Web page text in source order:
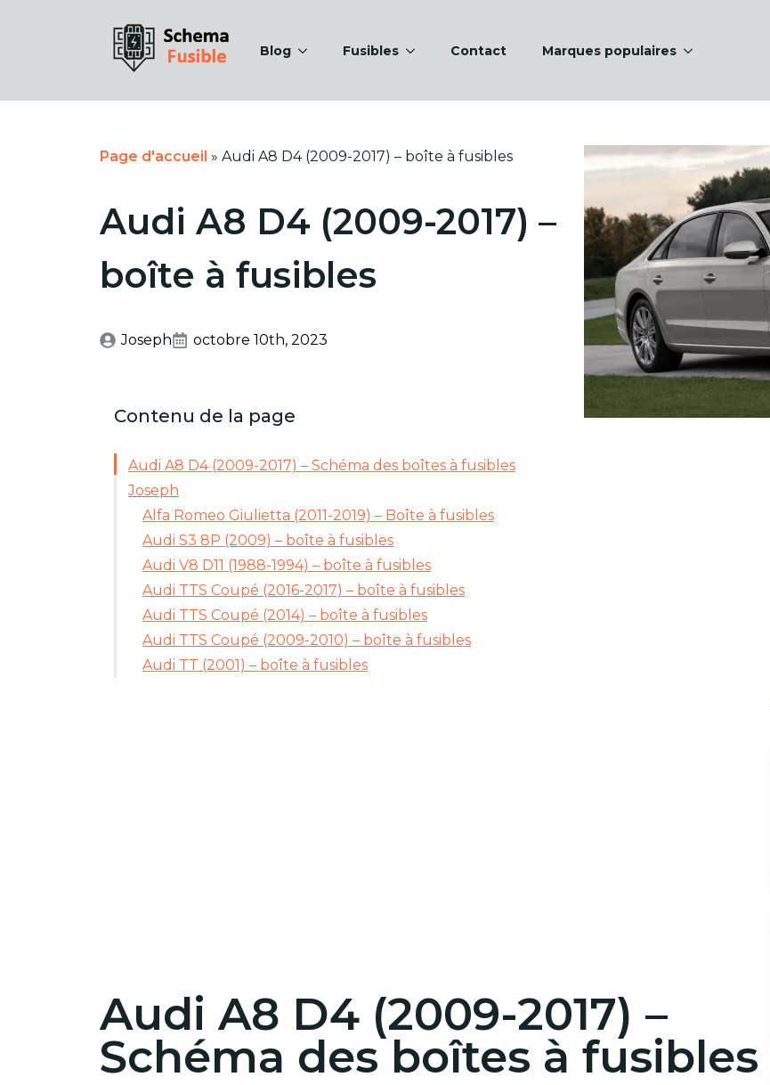
Blog Fusibles Contact Marques populaires
Page d'accueil » Audi A8 D4 (2009-2017) – boîte à fusibles
Audi A8 D4 (2009-2017) –
boîte à fusibles
Joseph octobre 10th, 2023
Contenu de la page
Audi A8 D4 (2009-2017) – Schéma des boîtes à fusibles
Joseph
Alfa Romeo Giulietta (2011-2019) – Boîte à fusibles
Audi S3 8P (2009) – boîte à fusibles
Audi V8 D11 (1988-1994) – boîte à fusibles
Audi TTS Coupé (2016-2017) – boîte à fusibles
Audi TTS Coupé (2014) – boîte à fusibles
Audi TTS Coupé (2009-2010) – boîte à fusibles
Audi TT (2001) – boîte à fusibles
Audi A8 D4 (2009-2017) –
Schéma des boîtes à fusibles